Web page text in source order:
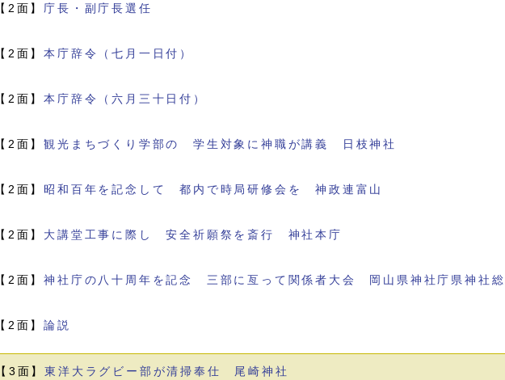
【2面】 庁長・副庁長選任
【2面】本庁辞令（七月一日付）
【2面】本庁辞令（六月三十日付）
【2面】観光まちづくり学部の 学生対象に神職が講義 日枝神社
【2面】 昭和百年を記念して 都内で時局研修会を 神政連富山
【2面】 大講堂工事に際し 安全祈願祭を斎行 神社本庁
【2面】神社庁の八十周年を記念 三部に亙って関係者大会 岡山県神社庁県神社
【2面】論説
【3面】東洋大ラグビー部が清掃奉仕 尾崎神社